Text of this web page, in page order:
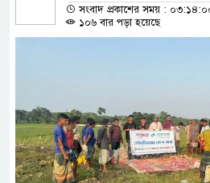
সংবাদ প্রকাশের সময় :
১০৬ বার পড়া হয়েছে